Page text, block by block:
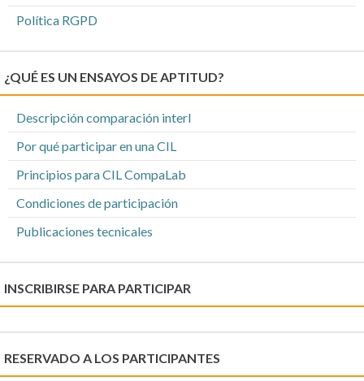
Política RGPD
¿QUÉ ES UN ENSAYOS DE APTITUD?
Descripción comparación interl
Por qué participar en una CIL
Principios para CIL CompaLab
Condiciones de participación
Publicaciones tecnicales
INSCRIBIRSE PARA PARTICIPAR
RESERVADO A LOS PARTICIPANTES